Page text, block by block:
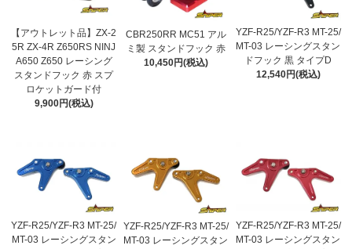
【アウトレット品】ZX-2
5R ZX-4R Z650RS NINJ
A650 Z650 レーシング
スタンドフック 赤 スプ
ロケットガード付
9,900円(税込)
CBR250RR MC51 アル
ミ製 スタンドフック 赤
10,450円(税込)
YZF-R25/YZF-R3 MT-25/
MT-03 レーシングスタン
ドフック 黒 タイプD
12,540円(税込)
YZF-R25/YZF-R3 MT-25/
MT-03 レーシングスタン
YZF-R25/YZF-R3 MT-25/
MT-03 レーシングスタン
YZF-R25/YZF-R3 MT-25/
MT-03 レーシングスタン